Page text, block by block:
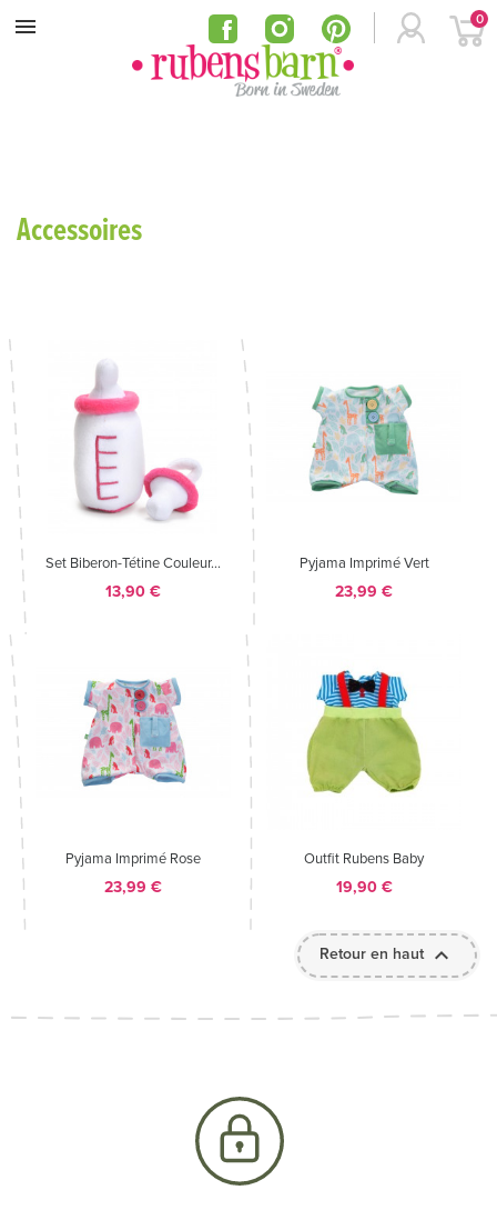
0
Accessoires
Set Biberon-Tétine Couleur...
Prix
13,90 €
Pyjama Imprimé Vert
Prix
23,99 €
Pyjama Imprimé Rose
Prix
23,99 €
Outfit Rubens Baby
Prix
19,90 €
Retour en haut 